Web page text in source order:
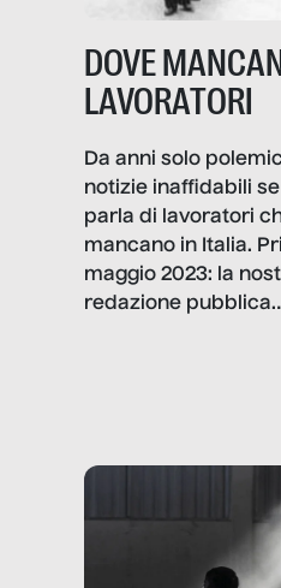
DOVE
LAVORATORI
Da anni solo
notizie inaffidabili se
parla di lavoratori
mancano in Italia.
maggio 2023: la
redazione pubblica
la sanità, la
la scuola, le
amministrazione,